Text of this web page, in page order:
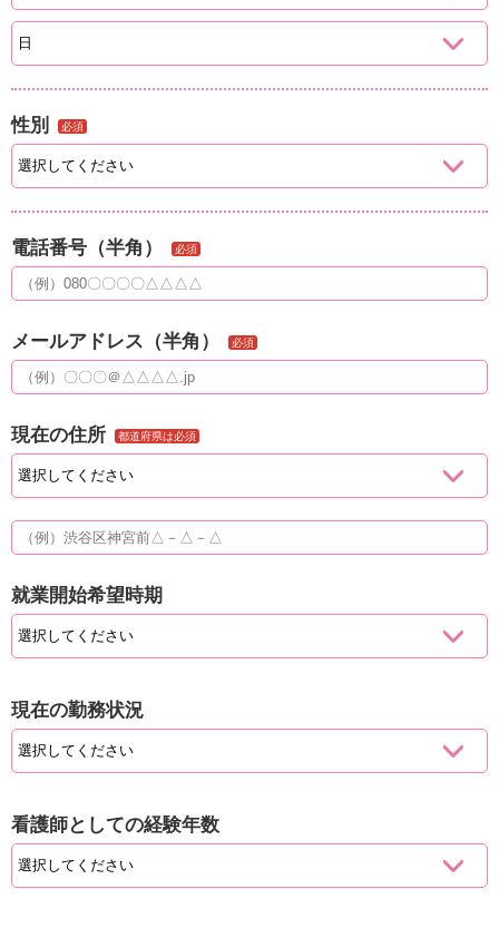
性別 必須
電話番号（半角） 必須
メールアドレス（半角） 必須
現在の住所 都道府県は必須
就業開始希望時期
現在の勤務状況
看護師としての経験年数